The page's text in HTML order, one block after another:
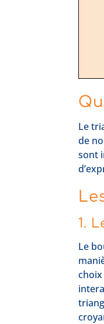
Le
de
sont
1.
Le
choix